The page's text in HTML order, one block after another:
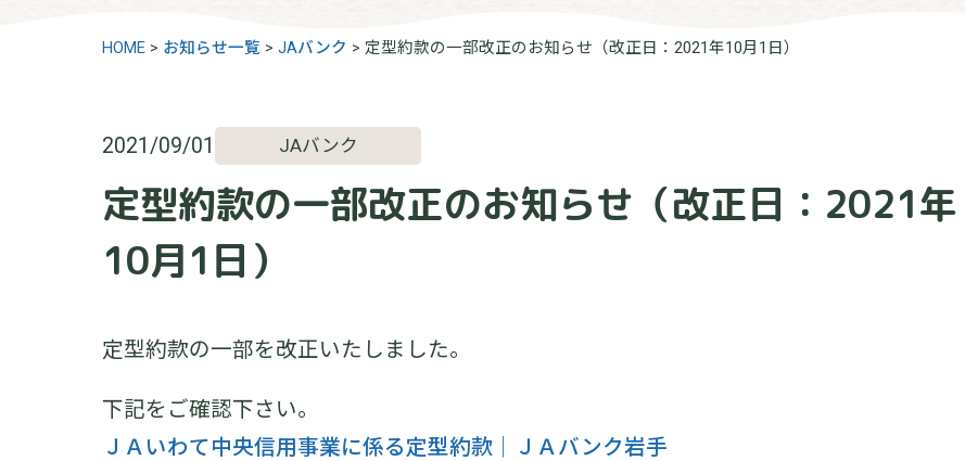
HOME > お知らせ一覧 >JAバンク > 定型約款の一部改正のお知らせ（改正日：2021年10月1日）
2021/09/01 JAバンク
定型約款の一部改正のお知らせ（改正日：2021年
10月1日）
定型約款の一部を改正いたしました。
下記をご確認下さい。
ＪＡいわて中央信用事業に係る定型約款｜ＪＡバンク岩手